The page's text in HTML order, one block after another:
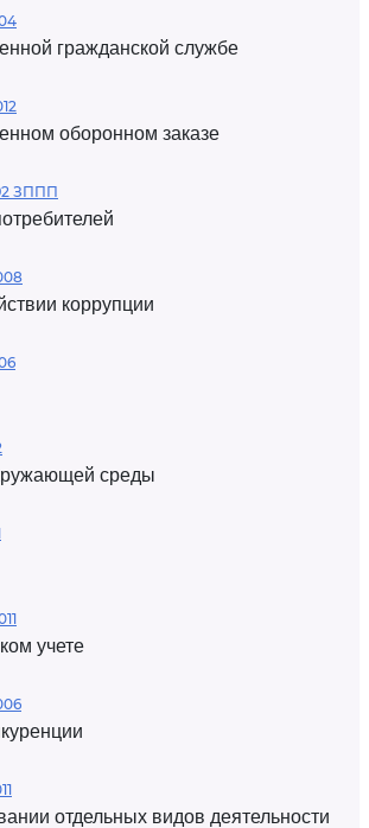
гражданской службе
оборонном заказе
ЗППП
коррупции
среды
учете
отдельных видов деятельности